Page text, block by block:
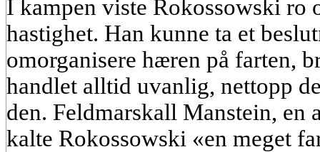
I kampen viste Rokossowski ro
hastighet. Han kunne ta et
omorganisere hæren på farten,
handlet alltid uvanlig, nettopp
den. Feldmarskall Manstein, en
kalte Rokossowski «en meget